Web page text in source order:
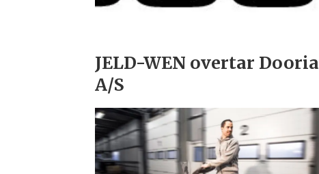
JELD-WEN overtar Dooria
A/S